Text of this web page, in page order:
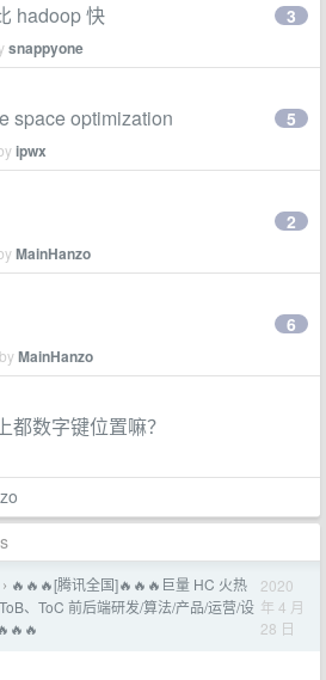
hadoop 快
snappyone
3
space optimization
ipwx
5
MainHanzo
2
MainHanzo
6
数字键位置嘛？
› 🔥🔥🔥[腾讯全国]🔥🔥🔥巨量 HC 火热
、ToC 前后端研发/算法/产品/运营/设
2020
年 4 月
28 日